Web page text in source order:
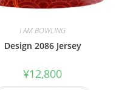
I AM BOWLING
Design 2086 Jersey
¥12,800